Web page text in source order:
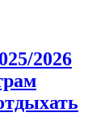
2026